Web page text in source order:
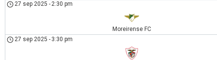
27 sep 2025 - 2:30 pm
Moreirense FC
27 sep 2025 - 3:30 pm